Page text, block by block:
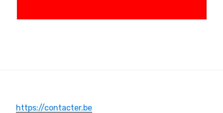
https://contacter.be